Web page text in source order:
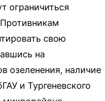
ограничиться
свою
на
озеленения, наличие
и Тургеневского